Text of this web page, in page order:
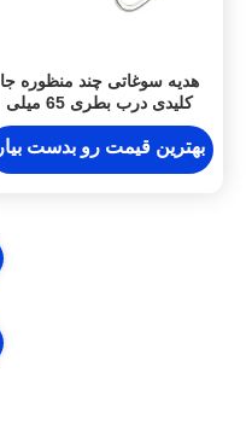
هدیه سوغاتی چند منظوره جا
کلیدی درب بطری 65 میلی
متری لیزری PU
بهترین قیمت رو بدست بیار